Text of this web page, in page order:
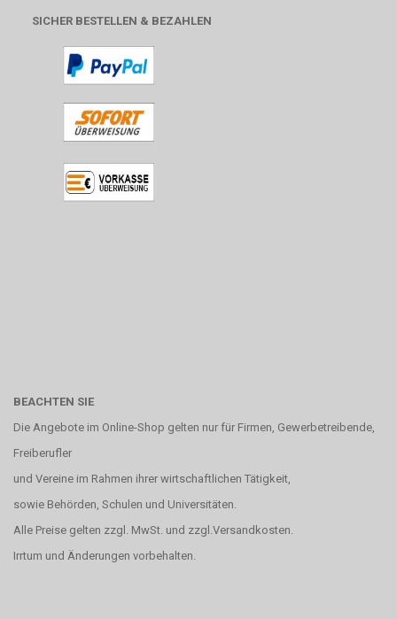
SICHER BESTELLEN & BEZAHLEN
BEACHTEN SIE
Die Angebote im Online-Shop gelten nur für Firmen, Gewerbetreibende,
Freiberufler
und Vereine im Rahmen ihrer wirtschaftlichen Tätigkeit,
sowie Behörden, Schulen und Universitäten.
Alle Preise gelten zzgl. MwSt. und zzgl.Versandkosten.
Irrtum und Änderungen vorbehalten.